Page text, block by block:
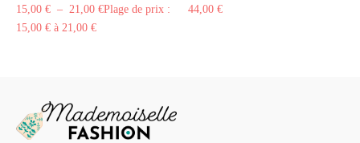
15,00 € – 21,00 €Plage de prix :
15,00 € à 21,00 €
44,00 €